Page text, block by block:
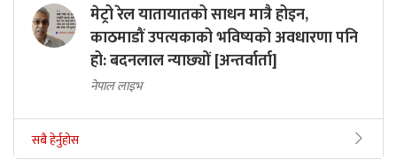
मेट्रो रेल यातायातको साधन मात्रै होइन,
काठमाडौं उपत्यकाको भविष्यको अवधारणा पनि
हो: बदनलाल न्याछ्यों [अन्तर्वार्ता]
नेपाल लाइभ
सबै हेर्नुहोस